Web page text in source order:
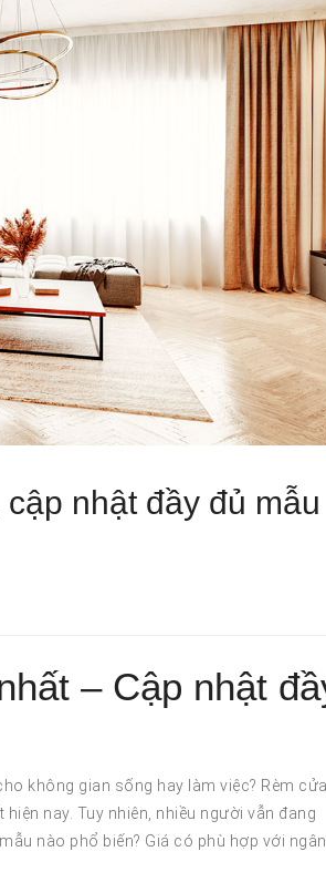
nhật đầy đủ mẫu
– Cập nhật
không gian sống hay làm việc? Rèm cửa
nay. Tuy nhiên, nhiều người vẫn đang
nào phổ biến? Giá có phù hợp với ngân